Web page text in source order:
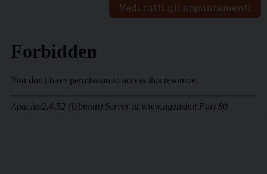
Vedi tutti gli appuntamenti